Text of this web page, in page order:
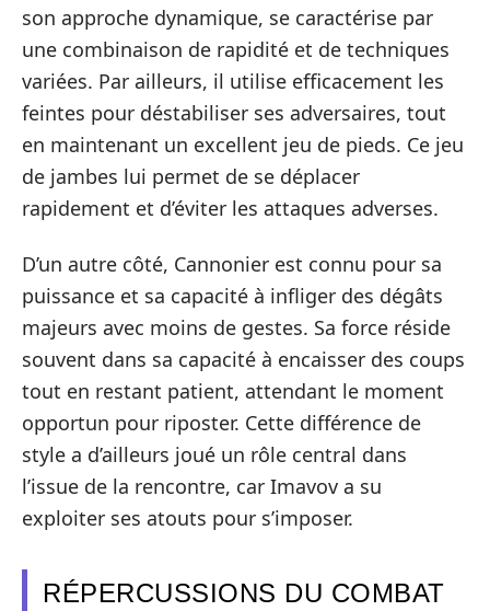
son approche dynamique, se caractérise par
une combinaison de rapidité et de techniques
variées. Par ailleurs, il utilise efficacement les
feintes pour déstabiliser ses adversaires, tout
en maintenant un excellent jeu de pieds. Ce jeu
de jambes lui permet de se déplacer
rapidement et d’éviter les attaques adverses.
D’un autre côté, Cannonier est connu pour sa
puissance et sa capacité à infliger des dégâts
majeurs avec moins de gestes. Sa force réside
souvent dans sa capacité à encaisser des coups
tout en restant patient, attendant le moment
opportun pour riposter. Cette différence de
style a d’ailleurs joué un rôle central dans
l’issue de la rencontre, car Imavov a su
exploiter ses atouts pour s’imposer.
RÉPERCUSSIONS DU COMBAT